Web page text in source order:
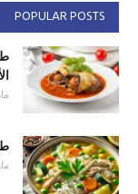
POPULAR POSTS